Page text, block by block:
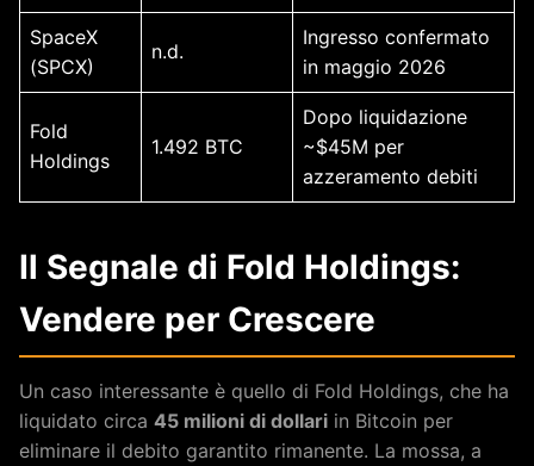
SpaceX
(SPCX)
n.d.
Ingresso confermato
in maggio 2026
Fold
Holdings
1.492 BTC
Dopo liquidazione
~$45M per
azzeramento debiti
Il Segnale di Fold Holdings:
Vendere per Crescere
Un caso interessante è quello di Fold Holdings, che ha
liquidato circa 45 milioni di dollari in Bitcoin per
eliminare il debito garantito rimanente. La mossa, a